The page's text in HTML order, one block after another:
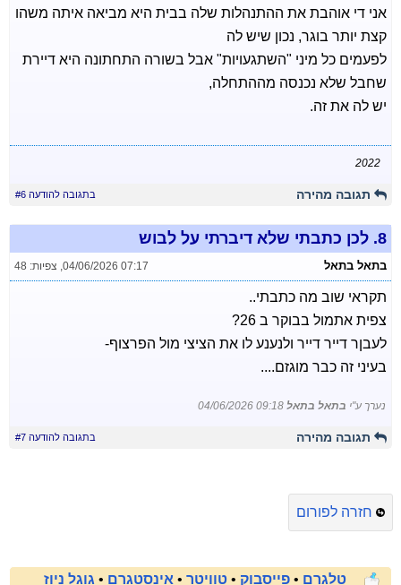
אני די אוהבת את ההתנהלות שלה בבית היא מביאה איתה משהו
קצת יותר בוגר, נכון שיש לה
לפעמים כל מיני "השתגעויות" אבל בשורה התחתונה היא דיירת
שחבל שלא נכנסה מההתחלה,
יש לה את זה.
2022
תגובה מהירה בתגובה להודעה #6
8. לכן כתבתי שלא דיברתי על לבוש
בתאל בתאל 04/06/2026 07:17
, צפיות: 48
תקראי שוב מה כתבתי..
צפית אתמול בבוקר ב 26?
לעבןר דייר דייר ולנענע לו את הציצי מול הפרצוף-
בעיני זה כבר מוגזם....
נערך ע"י בתאל בתאל 04/06/2026 09:18
תגובה מהירה בתגובה להודעה #7
חזרה לפורום
טלגרם • פייסבוק • טוויטר • אינסטגרם • גוגל ניוז